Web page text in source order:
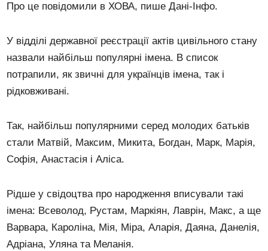
Про це повідомили в ХОВА, пише Дані-Інфо.
У відділі державної реєстрації актів цивільного стану
назвали найбільш популярні імена. В список
потрапили, як звичні для українців імена, так і
рідковживані.
Так, найбільш популярними серед молодих батьків
стали Матвій, Максим, Микита, Богдан, Марк, Марія,
Софія, Анастасія і Аліса.
Рідше у свідоцтва про народження вписували такі
імена: Всеволод, Рустам, Маркіян, Лаврін, Макс, а ще
Варвара, Кароліна, Мія, Міра, Аларія, Даяна, Данелія,
Адріана, Уляна та Меланія.